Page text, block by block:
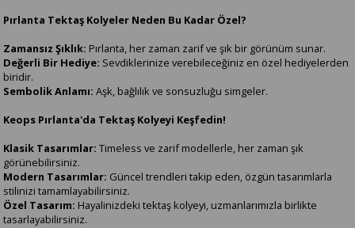
Pırlanta Tektaş Kolyeler Neden Bu Kadar Özel?
Zamansız Şıklık: Pırlanta, her zaman zarif ve şık bir görünüm sunar.
Değerli Bir Hediye: Sevdiklerinize verebileceğiniz en özel hediyelerden
biridir.
Sembolik Anlamı: Aşk, bağlılık ve sonsuzluğu simgeler.
Keops Pırlanta'da Tektaş Kolyeyi Keşfedin!
Klasik Tasarımlar: Timeless ve zarif modellerle, her zaman şık
görünebilirsiniz.
Modern Tasarımlar: Güncel trendleri takip eden, özgün tasarımlarla
stilinizi tamamlayabilirsiniz.
Özel Tasarım: Hayalinizdeki tektaş kolyeyi, uzmanlarımızla birlikte
tasarlayabilirsiniz.